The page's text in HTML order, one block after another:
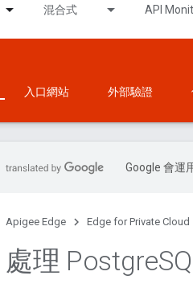
混合式 API
入口網站 外部驗證
Google 會運
Apigee Edge Edge for Private Cloud
處理 Postgre